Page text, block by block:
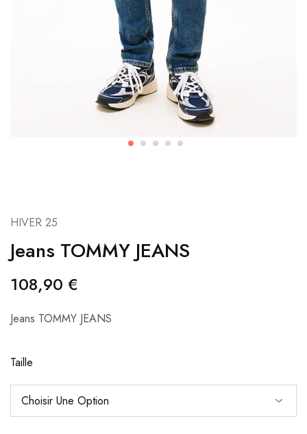
HIVER 25
Jeans TOMMY JEANS
108,90 €
Jeans TOMMY JEANS
Taille